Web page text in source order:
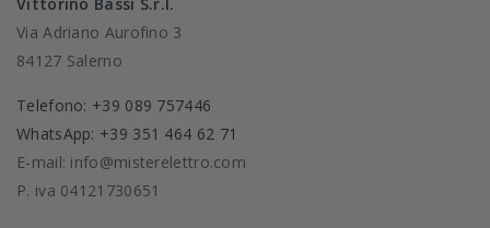
Via Adriano Aurofino 3
84127 Salerno
Telefono: +39 089 757446
WhatsApp: +39 351 464 62 71
E-mail: info@misterelettro.com
P. iva 04121730651